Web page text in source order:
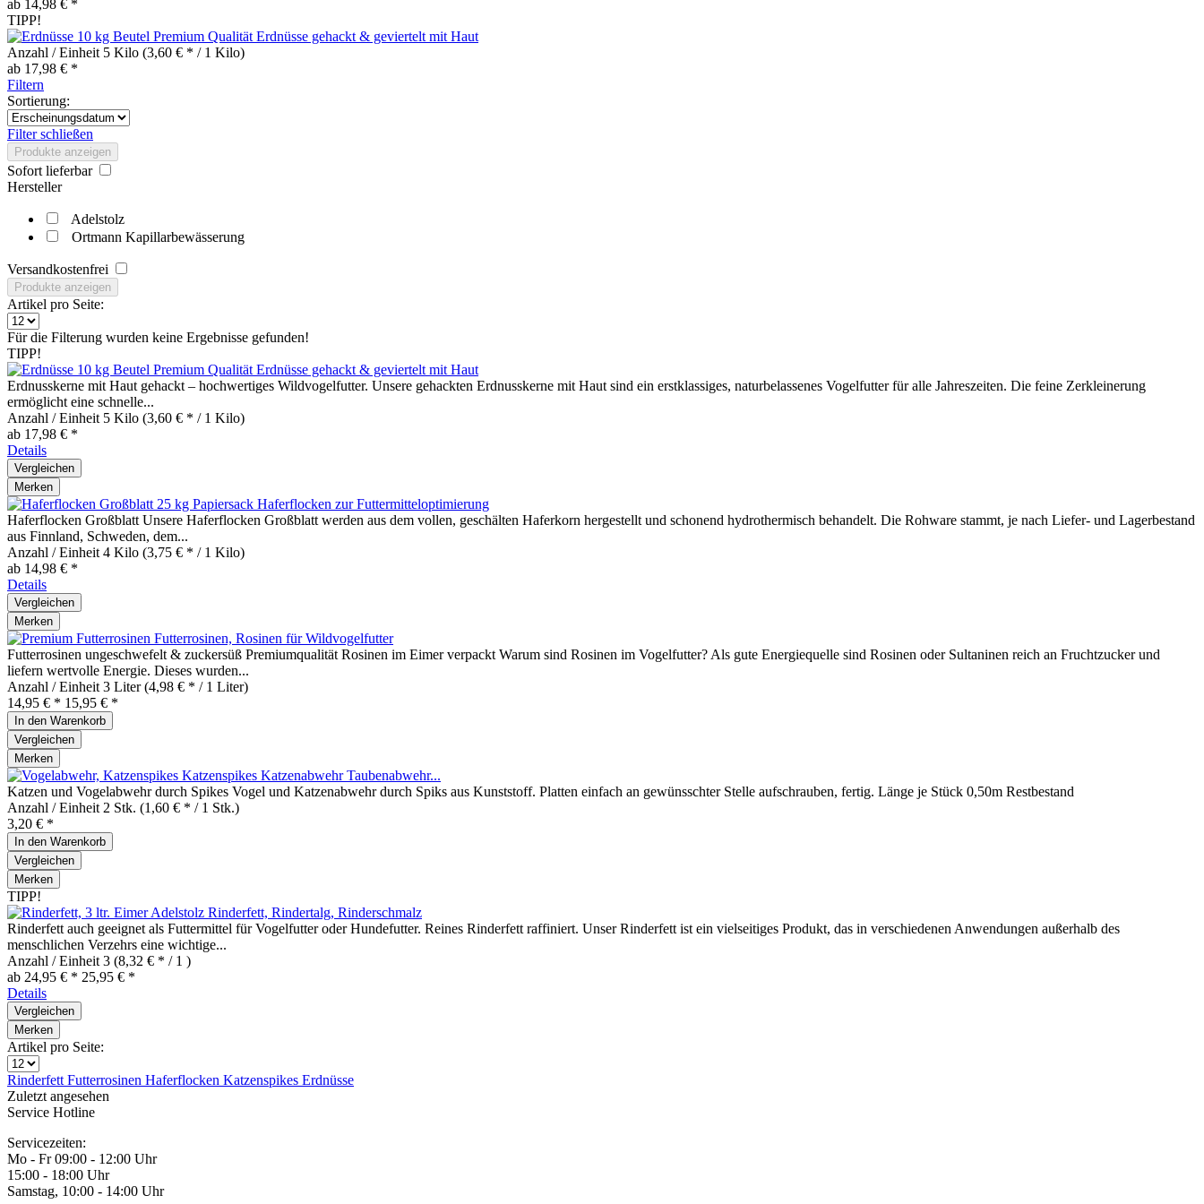
ab 14,98 € *
TIPP!
Erdnüsse gehackt & geviertelt mit Haut
Anzahl / Einheit 5 Kilo (3,60 € * / 1 Kilo)
ab 17,98 € *
Filtern
Sortierung:
Filter schließen
Produkte anzeigen
Sofort lieferbar
Hersteller
Adelstolz
Ortmann Kapillarbewässerung
Versandkostenfrei
Produkte anzeigen
Artikel pro Seite:
Für die Filterung wurden keine Ergebnisse gefunden!
TIPP!
Erdnüsse gehackt & geviertelt mit Haut
Erdnusskerne mit Haut gehackt – hochwertiges Wildvogelfutter. Unsere gehackten Erdnusskerne mit Haut sind ein erstklassiges, naturbelassenes Vogelfutter für alle Jahreszeiten. Die feine Zerkleinerung
ermöglicht eine schnelle...
Anzahl / Einheit 5 Kilo (3,60 € * / 1 Kilo)
ab 17,98 € *
Details
Vergleichen
Merken
Haferflocken zur Futtermitteloptimierung
Haferflocken Großblatt Unsere Haferflocken Großblatt werden aus dem vollen, geschälten Haferkorn hergestellt und schonend hydrothermisch behandelt. Die Rohware stammt, je nach Liefer- und Lagerbestand
aus Finnland, Schweden, dem...
Anzahl / Einheit 4 Kilo (3,75 € * / 1 Kilo)
ab 14,98 € *
Details
Vergleichen
Merken
Futterrosinen, Rosinen für Wildvogelfutter
Futterrosinen ungeschwefelt & zuckersüß Premiumqualität Rosinen im Eimer verpackt Warum sind Rosinen im Vogelfutter? Als gute Energiequelle sind Rosinen oder Sultaninen reich an Fruchtzucker und
liefern wertvolle Energie. Dieses wurden...
Anzahl / Einheit 3 Liter(4,98 € * / 1 Liter)
14,95 € * 15,95 € *
In den Warenkorb
Vergleichen
Merken
Katzenspikes Katzenabwehr Taubenabwehr...
Katzen und Vogelabwehr durch Spikes Vogel und Katzenabwehr durch Spiks aus Kunststoff. Platten einfach an gewünsschter Stelle aufschrauben, fertig. Länge je Stück 0,50m Restbestand
Anzahl / Einheit 2 Stk. (1,60 € * / 1 Stk.)
3,20 € *
In den Warenkorb
Vergleichen
Merken
TIPP!
Rinderfett, Rindertalg, Rinderschmalz
Rinderfett auch geeignet als Futtermittel für Vogelfutter oder Hundefutter. Reines Rinderfett raffiniert. Unser Rinderfett ist ein vielseitiges Produkt, das in verschiedenen Anwendungen außerhalb des
menschlichen Verzehrs eine wichtige...
Anzahl / Einheit 3 (8,32 € * / 1 )
ab 24,95 € * 25,95 € *
Details
Vergleichen
Merken
Artikel pro Seite:
Rinderfett Futterrosinen Haferflocken Katzenspikes Erdnüsse
Zuletzt angesehen
Service Hotline
Servicezeiten:
Mo - Fr 09:00 - 12:00 Uhr
15:00 - 18:00 Uhr
Samstag, 10:00 - 14:00 Uhr